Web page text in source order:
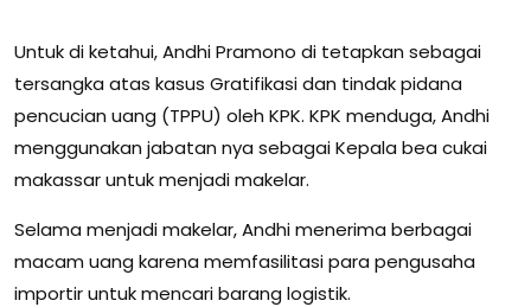
Untuk di ketahui, Andhi Pramono di tetapkan sebagai
tersangka atas kasus Gratifikasi dan tindak pidana
pencucian uang (TPPU) oleh KPK. KPK menduga, Andhi
menggunakan jabatan nya sebagai Kepala bea cukai
makassar untuk menjadi makelar.
Selama menjadi makelar, Andhi menerima berbagai
macam uang karena memfasilitasi para pengusaha
importir untuk mencari barang logistik.